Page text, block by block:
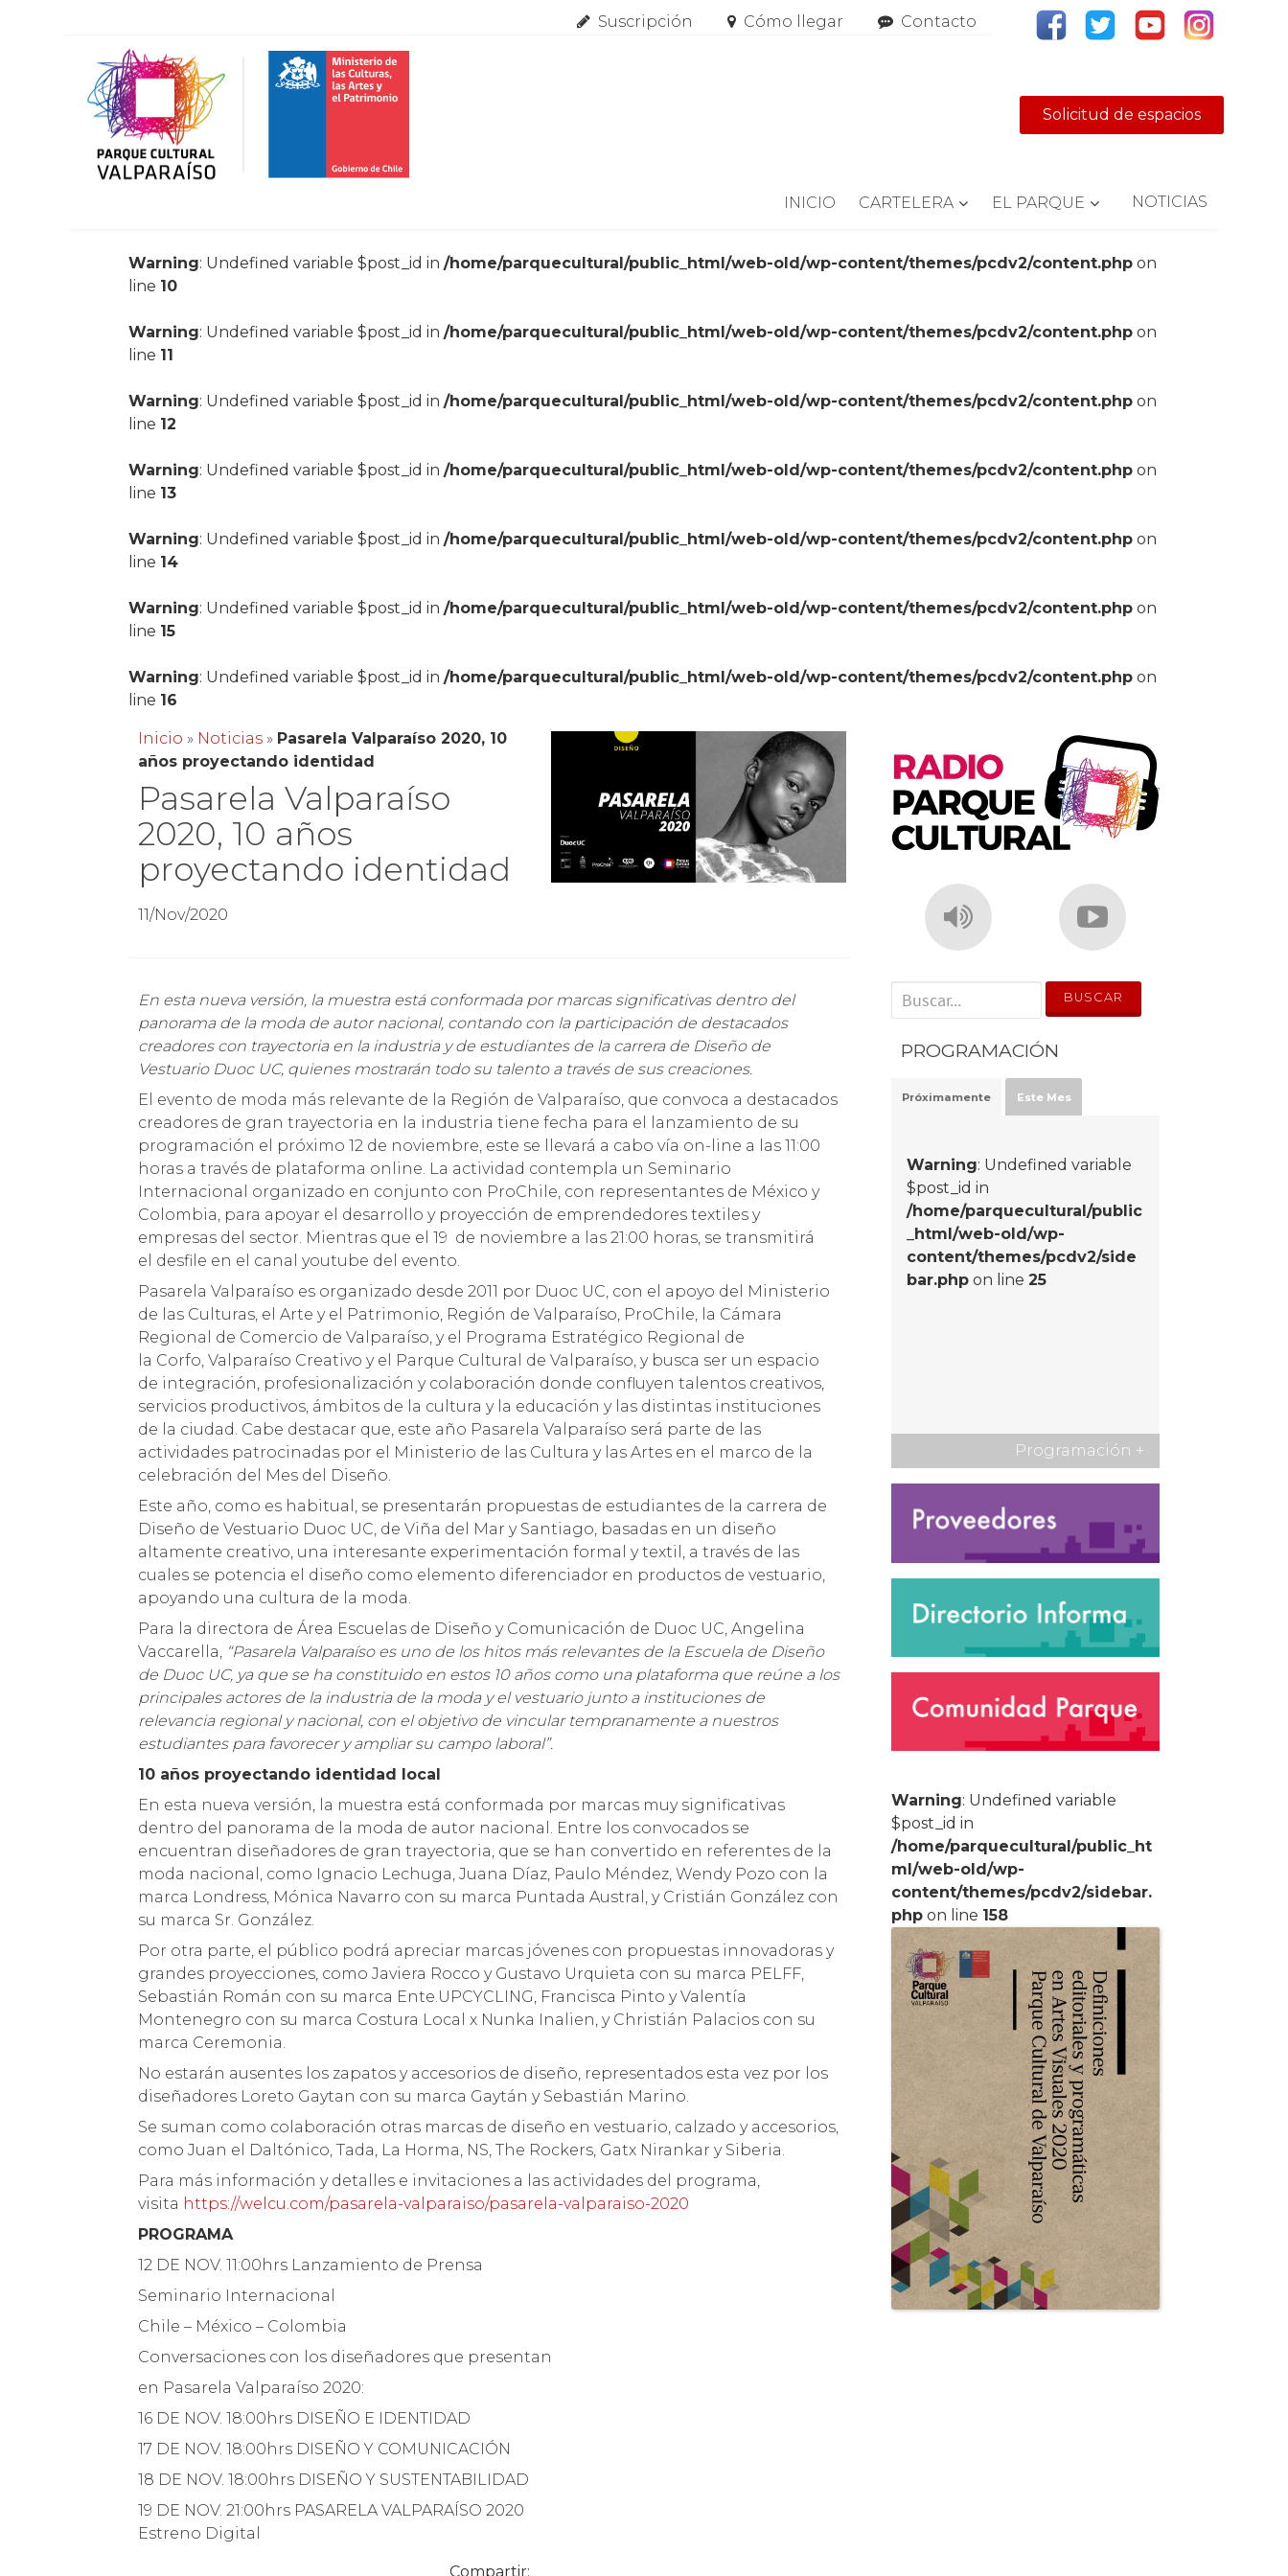
Suscripción Cómo llegar Contacto
Solicitud de espacios
INICIO CARTELERA EL PARQUE NOTICIAS
Warning: Undefined variable $post_id in/home/parquecultural/public_html/web-old/wp-content/themes/pcdv2/content.php on
line 10
Warning: Undefined variable $post_id in/home/parquecultural/public_html/web-old/wp-content/themes/pcdv2/content.php on
line 11
Warning: Undefined variable $post_id in/home/parquecultural/public_html/web-old/wp-content/themes/pcdv2/content.php on
line 12
Warning: Undefined variable $post_id in/home/parquecultural/public_html/web-old/wp-content/themes/pcdv2/content.php on
line 13
Warning: Undefined variable $post_id in/home/parquecultural/public_html/web-old/wp-content/themes/pcdv2/content.php on
line 14
Warning: Undefined variable $post_id in/home/parquecultural/public_html/web-old/wp-content/themes/pcdv2/content.php on
line 15
Warning: Undefined variable $post_id in/home/parquecultural/public_html/web-old/wp-content/themes/pcdv2/content.php on
line 16
Inicio » Noticias » Pasarela Valparaíso 2020, 10
años proyectando identidad
Pasarela Valparaíso
2020, 10 años
proyectando identidad
11/Nov/2020
En esta nueva versión, la muestra está conformada por marcas significativas dentro del
panorama de la moda de autor nacional, contando con la participación de destacados
creadores con trayectoria en la industriayde estudiantes de la carrera de Diseño de
Vestuario Duoc UC, quienes mostrarán todo su talento a través de sus creaciones.
El evento de moda más relevante de la Región de Valparaíso, que convoca a destacados
creadores de gran trayectoria en la industria tiene fecha para el lanzamiento de su
programación el próximo 12 de noviembre, este se llevará a cabo vía on-line a las 11:00
horas a través de plataforma online. La actividad contempla un Seminario
Internacional organizado en conjunto con ProChile, con representantes de México y
Colombia, para apoyar el desarrollo y proyección de emprendedores textiles y
empresas del sector. Mientras que el 19 de noviembre a las 21:00 horas, se transmitirá
el desfile en el canal youtube del evento.
Pasarela Valparaíso es organizado desde 2011 por Duoc UC, con el apoyo del Ministerio
de las Culturas, el Arte y el Patrimonio, Región de Valparaíso, ProChile, la Cámara
Regional de Comercio de Valparaíso, y el Programa Estratégico Regional de
la Corfo, Valparaíso Creativo y el Parque Cultural de Valparaíso, y busca ser un espacio
de integración, profesionalización y colaboración donde confluyen talentos creativos,
servicios productivos, ámbitos de la cultura y la educación y las distintas instituciones
de la ciudad. Cabe destacar que, este año Pasarela Valparaíso será parte de las
actividades patrocinadas por el Ministerio de las Cultura y las Artes en el marco de la
celebración del Mes del Diseño.
Este año, como es habitual, se presentarán propuestas de estudiantes de la carrera de
Diseño de Vestuario Duoc UC, de Viña del Mar y Santiago, basadas en un diseño
altamente creativo, una interesante experimentación formal y textil, a través de las
cuales se potencia el diseño como elemento diferenciador en productos de vestuario,
apoyando una cultura de la moda.
Para la directora de Área Escuelas de Diseño y Comunicación de Duoc UC, Angelina
Vaccarella, “Pasarela Valparaíso es uno de los hitos más relevantes de la Escuela de Diseño
de Duoc UC, ya que se ha constituido en estos 10 años como una plataforma que reúne a los
principales actores de la industria de la moda y el vestuario junto a instituciones de
relevancia regional y nacional, con el objetivo de vincular tempranamente a nuestros
estudiantes para favorecer y ampliar su campo laboral”.
10 años proyectando identidad local
En esta nueva versión, la muestra está conformada por marcas muy significativas
dentro del panorama de la moda de autor nacional. Entre los convocados se
encuentran diseñadores de gran trayectoria, que se han convertido en referentes de la
moda nacional, como Ignacio Lechuga, Juana Díaz, Paulo Méndez, Wendy Pozo con la
marca Londress, Mónica Navarro con su marca Puntada Austral, y Cristián González con
su marca Sr. González.
Por otra parte, el público podrá apreciar marcas jóvenes con propuestas innovadoras y
grandes proyecciones, como Javiera Rocco y Gustavo Urquieta con su marca PELFF,
Sebastián Román con su marca Ente.UPCYCLING, Francisca Pinto y Valentía
Montenegro con su marca Costura Local x Nunka Inalien, y Christián Palacios con su
marca Ceremonia.
No estarán ausentes los zapatos y accesorios de diseño, representados esta vez por los
diseñadores Loreto Gaytan con su marca Gaytán y Sebastián Marino.
Se suman como colaboración otras marcas de diseño en vestuario, calzado y accesorios,
como Juan el Daltónico, Tada, La Horma, NS, The Rockers, Gatx Nirankar y Siberia.
Para más información y detalles e invitaciones a las actividades del programa,
visita https://welcu.com/pasarela-valparaiso/pasarela-valparaiso-2020
PROGRAMA
12 DE NOV. 11:00hrs Lanzamiento de Prensa
Seminario Internacional
Chile – México – Colombia
Conversaciones con los diseñadores que presentan
en Pasarela Valparaíso 2020:
16 DE NOV. 18:00hrs DISEÑO E IDENTIDAD
17 DE NOV. 18:00hrs DISEÑO Y COMUNICACIÓN
18 DE NOV. 18:00hrs DISEÑO Y SUSTENTABILIDAD
19 DE NOV. 21:00hrs PASARELA VALPARAÍSO 2020
Estreno Digital
Compartir:
' . __('Search for:') . '
PROGRAMACIÓN
Próximamente Este Mes
Warning: Undefined variable
$post_id in
/home/parquecultural/public
_html/web-old/wp-
content/themes/pcdv2/side
bar.php on line25
Programación +
Warning: Undefined variable
$post_id in
/home/parquecultural/public_ht
ml/web-old/wp-
content/themes/pcdv2/sidebar.
php on line 158